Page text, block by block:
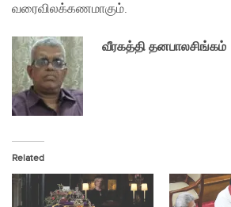
வரைவிலக்கணமாகும்.
வீரகத்தி தனபாலசிங்கம்
Related